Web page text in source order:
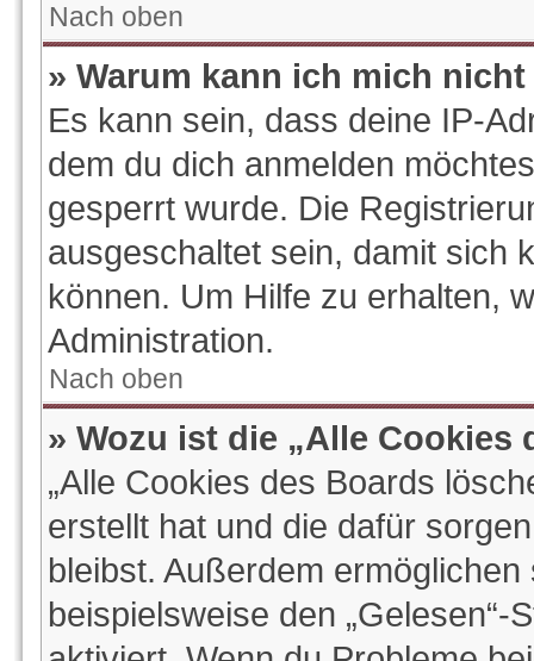
Nach oben
» Warum kann ich mich
Es kann sein, dass deine IP-
dem du dich anmelden
gesperrt wurde. Die
ausgeschaltet sein, damit sich
können. Um Hilfe zu erhalten,
Administration.
Nach oben
» Wozu ist die „Alle
„Alle Cookies des Boards
erstellt hat und die dafür
bleibst. Außerdem
beispielsweise den